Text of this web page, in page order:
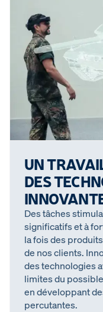
UN
DES
Des tâches
significatifs et à
la fois des
de nos clients.
des technologies
limites du
en développant
percutantes.